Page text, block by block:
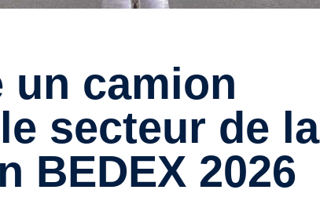
secteur de la
BEDEX 2026